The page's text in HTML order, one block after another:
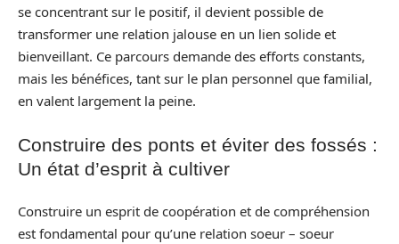
se concentrant sur le positif, il devient possible de
transformer une relation jalouse en un lien solide et
bienveillant. Ce parcours demande des efforts constants,
mais les bénéfices, tant sur le plan personnel que familial,
en valent largement la peine.
Construire des ponts et éviter des fossés :
Un état d’esprit à cultiver
Construire un esprit de coopération et de compréhension
est fondamental pour qu’une relation soeur – soeur